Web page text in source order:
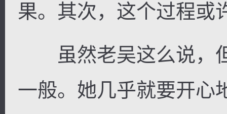
果。其次，这个过程或
虽然老吴这么说，
一般。她几乎就要开心